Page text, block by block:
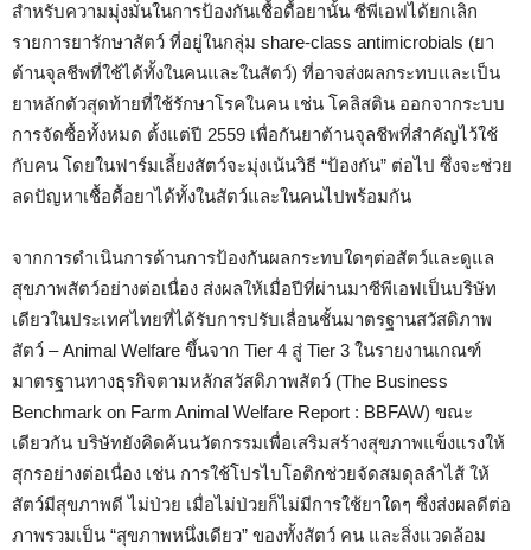
สำหรับความมุ่งมั่นในการป้องกันเชื้อดื้อยานั้น ซีพีเอฟได้ยกเลิก
รายการยารักษาสัตว์ ที่อยู่ในกลุ่ม share-class antimicrobials (ยา
ต้านจุลชีพที่ใช้ได้ทั้งในคนและในสัตว์) ที่อาจส่งผลกระทบและเป็น
ยาหลักตัวสุดท้ายที่ใช้รักษาโรคในคน เช่น โคลิสติน ออกจากระบบ
การจัดซื้อทั้งหมด ตั้งแต่ปี 2559 เพื่อกันยาต้านจุลชีพที่สำคัญไว้ใช้
กับคน โดยในฟาร์มเลี้ยงสัตว์จะมุ่งเน้นวิธี “ป้องกัน” ต่อไป ซึ่งจะช่วย
ลดปัญหาเชื้อดื้อยาได้ทั้งในสัตว์และในคนไปพร้อมกัน
จากการดำเนินการด้านการป้องกันผลกระทบใดๆต่อสัตว์และดูแล
สุขภาพสัตว์อย่างต่อเนื่อง ส่งผลให้เมื่อปีที่ผ่านมาซีพีเอฟเป็นบริษัท
เดียวในประเทศไทยที่ได้รับการปรับเลื่อนชั้นมาตรฐานสวัสดิภาพ
สัตว์ – Animal Welfare ขึ้นจาก Tier 4 สู่ Tier 3 ในรายงานเกณฑ์
มาตรฐานทางธุรกิจตามหลักสวัสดิภาพสัตว์ (The Business
Benchmark on Farm Animal Welfare Report : BBFAW) ขณะ
เดียวกัน บริษัทยังคิดค้นนวัตกรรมเพื่อเสริมสร้างสุขภาพแข็งแรงให้
สุกรอย่างต่อเนื่อง เช่น การใช้โปรไบโอติกช่วยจัดสมดุลลำไส้ ให้
สัตว์มีสุขภาพดี ไม่ป่วย เมื่อไม่ป่วยก็ไม่มีการใช้ยาใดๆ ซึ่งส่งผลดีต่อ
ภาพรวมเป็น “สุขภาพหนึ่งเดียว” ของทั้งสัตว์ คน และสิ่งแวดล้อม